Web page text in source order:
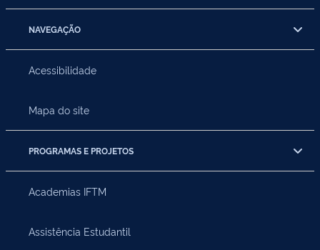
NAVEGAÇÃO
Acessibilidade
Mapa do site
PROGRAMAS E PROJETOS
Academias IFTM
Assistência Estudantil